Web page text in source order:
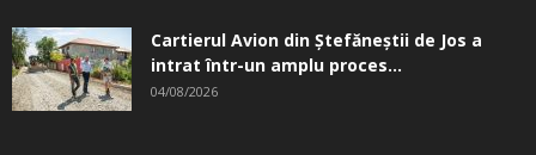
Cartierul Avion din Ştefăneştii de Jos a
intrat într-un amplu proces...
04/08/2026